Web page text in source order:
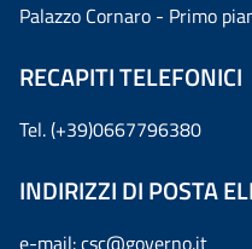
Palazzo Cornaro - Primo
RECAPITI TELEFONICI
Tel. (+39)0667796380
INDIRIZZI DI POSTA
e-mail:csc@governo.it